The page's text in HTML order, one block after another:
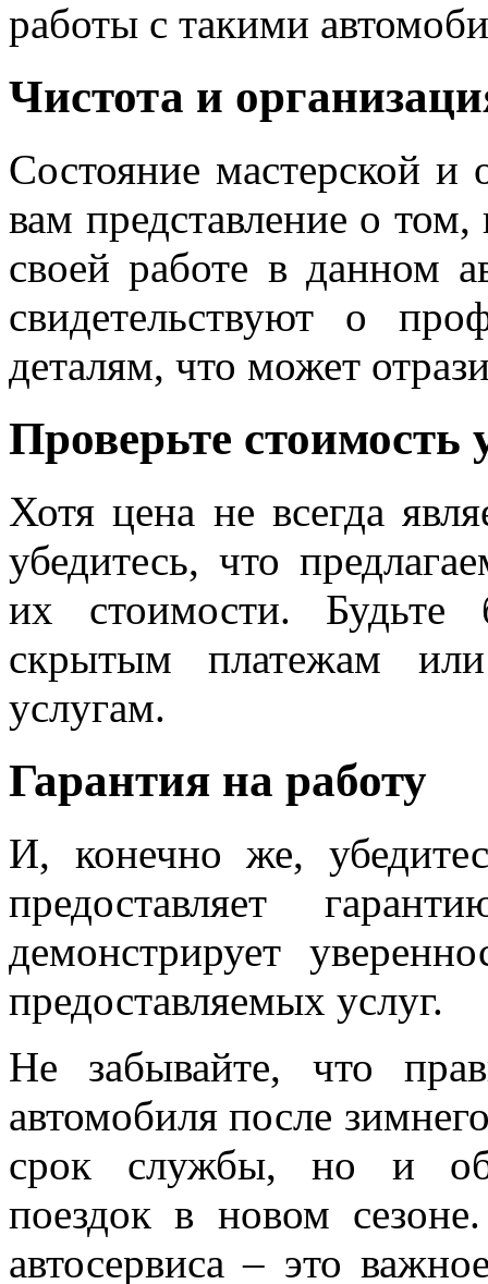
работы с такими
Чистота и
Состояние мастерской и
вам представление о том,
своей работе в данном
свидетельствуют о
деталям, что может
Проверьте стоимость
Хотя цена не всегда
убедитесь, что
их стоимости.
скрытым платежам
услугам.
Гарантия на работу
И, конечно же,
предоставляет
демонстрирует
предоставляемых услуг.
Не забывайте, что
автомобиля после
срок службы, но и
поездок в новом
автосервиса – это